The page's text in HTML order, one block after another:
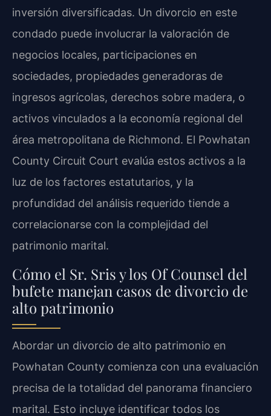
inversión diversificadas. Un divorcio en este
condado puede involucrar la valoración de
negocios locales, participaciones en
sociedades, propiedades generadoras de
ingresos agrícolas, derechos sobre madera, o
activos vinculados a la economía regional del
área metropolitana de Richmond. El Powhatan
County Circuit Court evalúa estos activos a la
luz de los factores estatutarios, y la
profundidad del análisis requerido tiende a
correlacionarse con la complejidad del
patrimonio marital.
Cómo el Sr. Sris y los Of Counsel del
bufete manejan casos de divorcio de
alto patrimonio
Abordar un divorcio de alto patrimonio en
Powhatan County comienza con una evaluación
precisa de la totalidad del panorama financiero
marital. Esto incluye identificar todos los